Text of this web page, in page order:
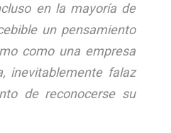
en la mayoría de
un pensamiento
como una empresa
inevitablemente falaz
de reconocerse su